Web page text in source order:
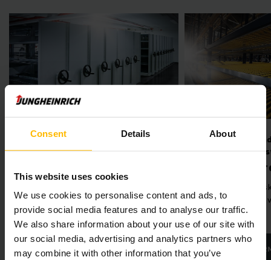
Consent Details About
This website uses cookies
We use cookies to personalise content and ads, to
provide social media features and to analyse our traffic.
We also share information about your use of our site with
our social media, advertising and analytics partners who
may combine it with other information that you’ve
Efektívny obežný regál
Náš obežný regál boduje predovšetkým svojou efektivitou.
Vďaka svojmu flexibilnému konceptu nosníkov sa dokáže
vysokou rýchlosťou a silným vychystávacím výkonom.
Hore do výšky pomocou výťahového regála
LRK
Ak máte k dispozícii málo odkladacieho priestoru, optimálnu
skladovaciu plochu ponúka vám náš vertikálny výťahový regál
LRK. Na základe jeho modulovej konštrukcie ho môžete pred
aj po montáži kedykoľvek prispôsobiť príslušnej potrebnej
výške. Navyše včlenenie výťahového regála LRK do
ľubovolných systémov na správu skladu maximalizuje jeho
efektivitu.
Dynamické skladovanie
drobných súčiastok
ušetrením regálových uličiek
ĎALŠIE INFORMÁCIE
Dynamické
drobných
Priechodný
Vysoká hustota
malými
požiadavkami
ĎALŠIE